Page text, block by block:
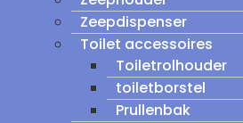
Zeepdispenser
Toilet accessoires
Toiletrolhouder
toiletborstel
Prullenbak